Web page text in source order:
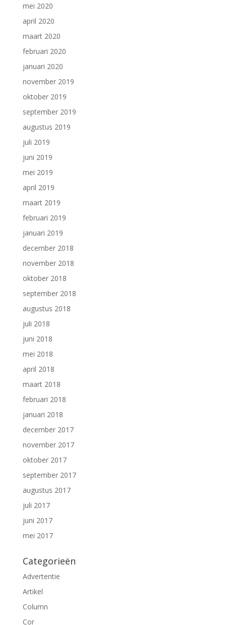
mei 2020
april 2020
maart 2020
februari 2020
januari 2020
november 2019
oktober 2019
september 2019
augustus 2019
juli 2019
juni 2019
mei 2019
april 2019
maart 2019
februari 2019
januari 2019
december 2018
november 2018
oktober 2018
september 2018
augustus 2018
juli 2018
juni 2018
mei 2018
april 2018
maart 2018
februari 2018
januari 2018
december 2017
november 2017
oktober 2017
september 2017
augustus 2017
juli 2017
juni 2017
mei 2017
Categorieën
Advertentie
Artikel
Column
Cor